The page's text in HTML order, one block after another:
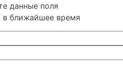
данные поля
ближайшее время